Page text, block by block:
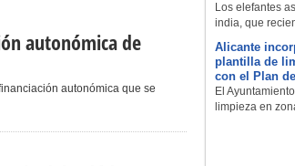
autonómica de
autonómica que se
Los elefantes
india, que
Alicante
plantilla de
con el Plan
El
limpieza en